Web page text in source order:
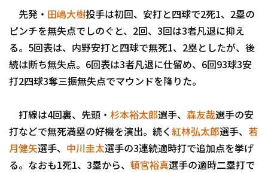
千葉ロッテマリーンズ
オリックス・バファローズ
福岡ソフトバンクホークス
設定
先発・ 田嶋大樹投手は初回、安打と四球で2死1、2塁の
ピンチを無失点でしのぐと、2回、3回は3者凡退に抑え
る。5回表は、内野安打と四球で無死1、2塁としたが、後
続は断ち無失点。6回表は3者凡退に仕留め、6回93球3安
打2四球3奪三振無失点でマウンドを降りた。
打線は4回裏、先頭・ 杉本裕太郎選手、 森友哉選手の安
打などで無死満塁の好機を演出。続く紅林弘太郎選手、 若
月健矢選手、 中川圭太選手の3連続適時打で追加点を挙げ
る。なおも1死1、3塁から、 頓宮裕真選手の適時二塁打で